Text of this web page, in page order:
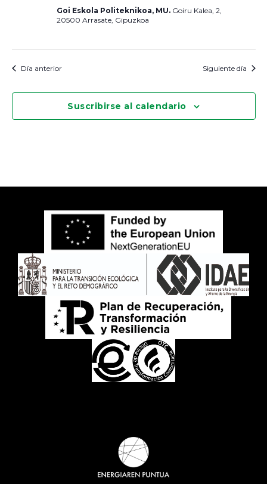
Goi Eskola Politeknikoa, MU. Goiru Kalea, 2,
20500 Arrasate, Gipuzkoa
Día anterior Siguiente día
Suscribirse al calendario